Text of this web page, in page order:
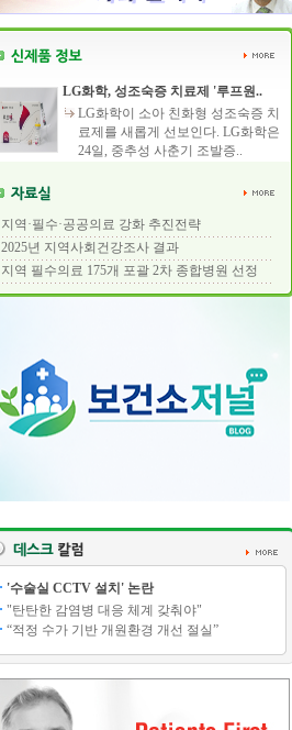
LG화학, 성조숙증 치료제 '루프원..
LG화학이 소아 친화형 성조숙증 치
료제를 새롭게 선보인다. LG화학은
24일, 중추성 사춘기 조발증..
지역·필수·공공의료 강화 추진전략
2025년 지역사회건강조사 결과
지역 필수의료 175개 포괄 2차 종합병원 선정
'수술실 CCTV 설치' 논란
"탄탄한 감염병 대응 체계 갖춰야"
“적정 수가 기반 개원환경 개선 절실”